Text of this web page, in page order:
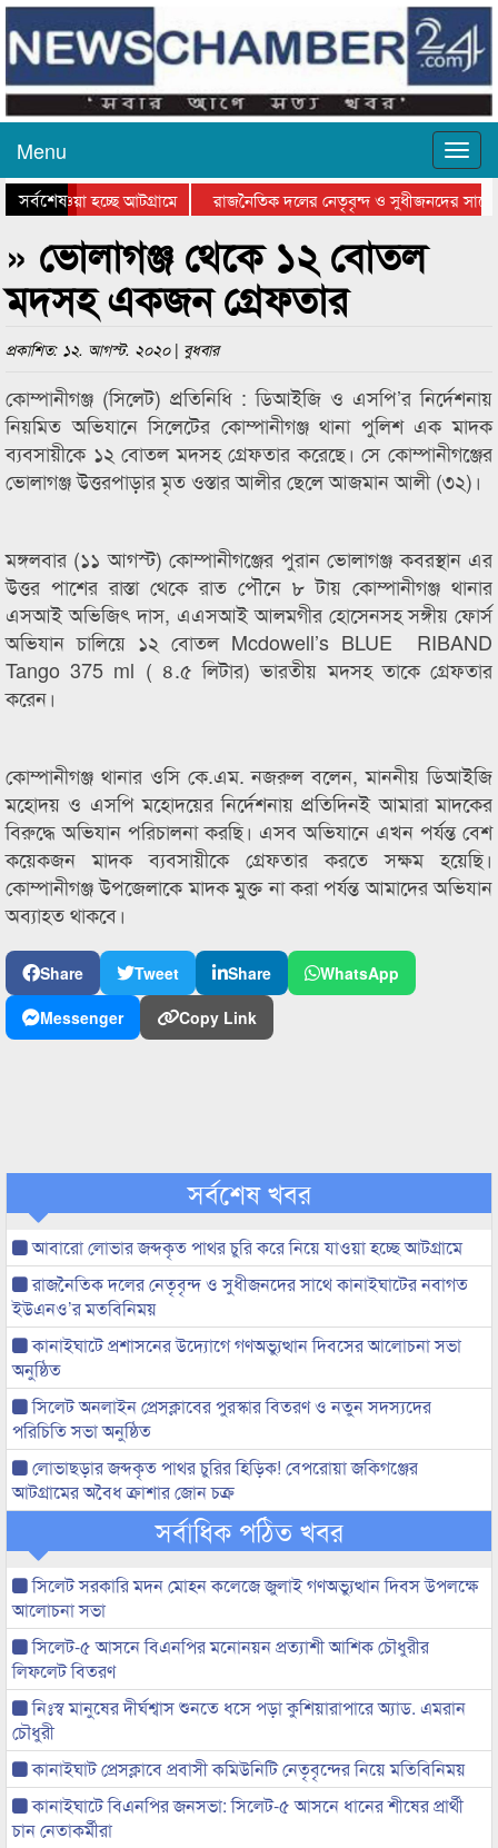
Menu
সর্বশেষ
যাওয়া হচ্ছে আটগ্রামে
রাজনৈতিক দলের নেতৃবৃন্দ ও সুধীজনদের সাথে
» ভোলাগঞ্জ থেকে ১২ বোতল
মদসহ একজন গ্রেফতার
প্রকাশিত: ১২. আগস্ট. ২০২০ | বুধবার
কোম্পানীগঞ্জ (সিলেট) প্রতিনিধি : ডিআইজি ও এসপি’র নির্দেশনায়
নিয়মিত অভিযানে সিলেটের কোম্পানীগঞ্জ থানা পুলিশ এক মাদক
ব্যবসায়ীকে ১২ বোতল মদসহ গ্রেফতার করেছে। সে কোম্পানীগঞ্জের
ভোলাগঞ্জ উত্তরপাড়ার মৃত ওস্তার আলীর ছেলে আজমান আলী (৩২)।
মঙ্গলবার (১১ আগস্ট) কোম্পানীগঞ্জের পুরান ভোলাগঞ্জ কবরস্থান এর
উত্তর পাশের রাস্তা থেকে রাত পৌনে ৮ টায় কোম্পানীগঞ্জ থানার
এসআই অভিজিৎ দাস, এএসআই আলমগীর হোসেনসহ সঙ্গীয় ফোর্স
অভিযান চালিয়ে ১২ বোতল Mcdowell’s BLUE RIBAND
Tango 375 ml ( ৪.৫ লিটার) ভারতীয় মদসহ তাকে গ্রেফতার
করেন।
কোম্পানীগঞ্জ থানার ওসি কে.এম. নজরুল বলেন, মাননীয় ডিআইজি
মহোদয় ও এসপি মহোদয়ের নির্দেশনায় প্রতিদিনই আমারা মাদকের
বিরুদ্ধে অভিযান পরিচালনা করছি। এসব অভিযানে এখন পর্যন্ত বেশ
কয়েকজন মাদক ব্যবসায়ীকে গ্রেফতার করতে সক্ষম হয়েছি।
কোম্পানীগঞ্জ উপজেলাকে মাদক মুক্ত না করা পর্যন্ত আমাদের অভিযান
অব্যাহত থাকবে।
Share Tweet Share
WhatsApp
Messenger
Copy Link
সর্বশেষ খবর
আবারো লোভার জব্দকৃত পাথর চুরি করে নিয়ে যাওয়া হচ্ছে আটগ্রামে
রাজনৈতিক দলের নেতৃবৃন্দ ও সুধীজনদের সাথে কানাইঘাটের নবাগত
ইউএনও’র মতবিনিময়
কানাইঘাটে প্রশাসনের উদ্যোগে গণঅভ্যুত্থান দিবসের আলোচনা সভা
অনুষ্ঠিত
সিলেট অনলাইন প্রেসক্লাবের পুরস্কার বিতরণ ও নতুন সদস্যদের
পরিচিতি সভা অনুষ্ঠিত
লোভাছড়ার জব্দকৃত পাথর চুরির হিড়িক! বেপরোয়া জকিগঞ্জের
আটগ্রামের অবৈধ ক্রাশার জোন চক্র
সর্বাধিক পঠিত খবর
সিলেট সরকারি মদন মোহন কলেজে জুলাই গণঅভ্যুত্থান দিবস উপলক্ষে
আলোচনা সভা
সিলেট-৫ আসনে বিএনপির মনোনয়ন প্রত্যাশী আশিক চৌধুরীর
লিফলেট বিতরণ
নিঃস্ব মানুষের দীর্ঘশ্বাস শুনতে ধসে পড়া কুশিয়ারাপারে অ্যাড. এমরান
চৌধুরী
কানাইঘাট প্রেসক্লাবে প্রবাসী কমিউনিটি নেতৃবৃন্দের নিয়ে মতিবিনিময়
কানাইঘাটে বিএনপির জনসভা: সিলেট-৫ আসনে ধানের শীষের প্রার্থী
চান নেতাকর্মীরা